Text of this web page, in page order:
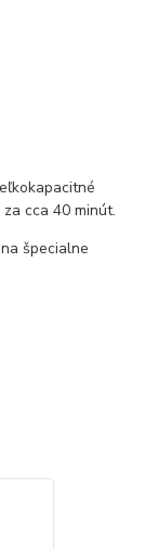
cca 40 minút.
špecialne